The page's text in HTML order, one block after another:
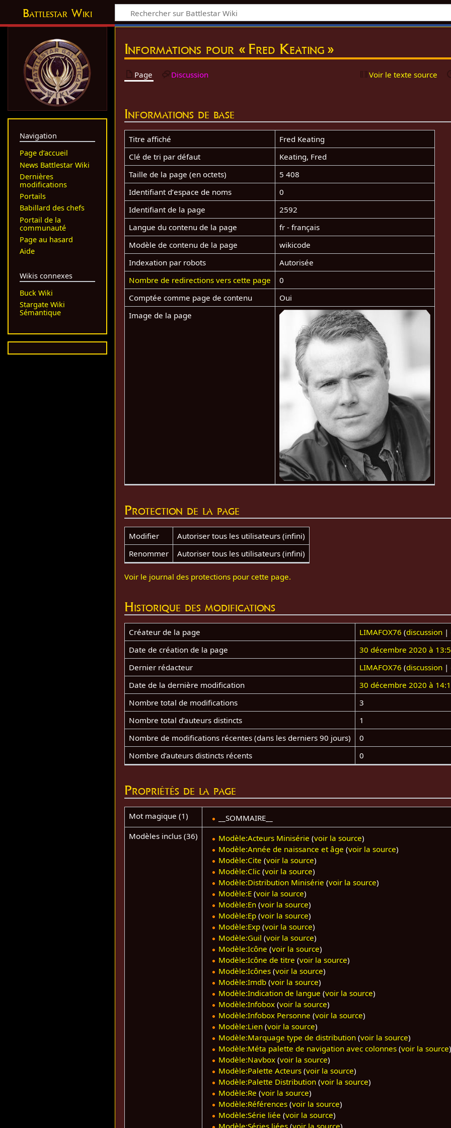
Battlestar Wiki
Informations pour « Fred Keating »
Page Discussion Voir le texte source
Informations de base
Titre affiché
Fred Keating
Clé de tri par défaut
Keating, Fred
Taille de la page (en octets)
5 408
Identifiant dʼespace de noms
0
Identifiant de la page
2592
Langue du contenu de la page
fr - français
Modèle de contenu de la page
wikicode
Indexation par robots
Autorisée
Nombre de redirections vers cette page
0
Comptée comme page de contenu
Oui
Image de la page
Protection de la page
Modifier
Autoriser tous les utilisateurs (infini)
Renommer
Autoriser tous les utilisateurs (infini)
Voir le journal des protections pour cette page.
Historique des modifications
Créateur de la page LIMAFOX76 (discussion|
Date de création de la page
30 décembre 2020 à
Dernier rédacteur
LIMAFOX76 (discussion|
Date de la dernière modification
30 décembre 2020 à
Nombre total de modifications
3
Nombre total d’auteurs distincts
1
Nombre de modifications récentes (dans les derniers 90 jours)
0
Nombre d’auteurs distincts récents
0
Propriétés de la page
Mot magique (1)
__SOMMAIRE__
Modèles inclus (36)
Modèle:Acteurs Minisérie (voir la source)
Modèle:Année de naissance et âge (voir la source)
Modèle:Cite (voir la source)
Modèle:Clic (voir la source)
Modèle:Distribution Minisérie (voir la source)
Modèle:E (voir la source)
Modèle:En (voir la source)
Modèle:Ep (voir la source)
Modèle:Exp (voir la source)
Modèle:Guil (voir la source)
Modèle:Icône (voir la source)
Modèle:Icône de titre (voir la source)
Modèle:Icônes (voir la source)
Modèle:Imdb (voir la source)
Modèle:Indication de langue (voir la source)
Modèle:Infobox (voir la source)
Modèle:Infobox Personne (voir la source)
Modèle:Lien (voir la source)
Modèle:Marquage type de distribution (voir la source)
Modèle:Méta palette de navigation avec colonnes (voir la source
Modèle:Navbox (voir la source)
Modèle:Palette Acteurs (voir la source)
Modèle:Palette Distribution (voir la source)
Modèle:Re (voir la source)
Modèle:Références (voir la source)
Modèle:Série liée (voir la source)
Navigation
Page d’accueil
News Battlestar Wiki
Dernières
modifications
Portails
Babillard des chefs
Portail de la
communauté
Page au hasard
Aide
Wikis connexes
Buck Wiki
Stargate Wiki
Sémantique